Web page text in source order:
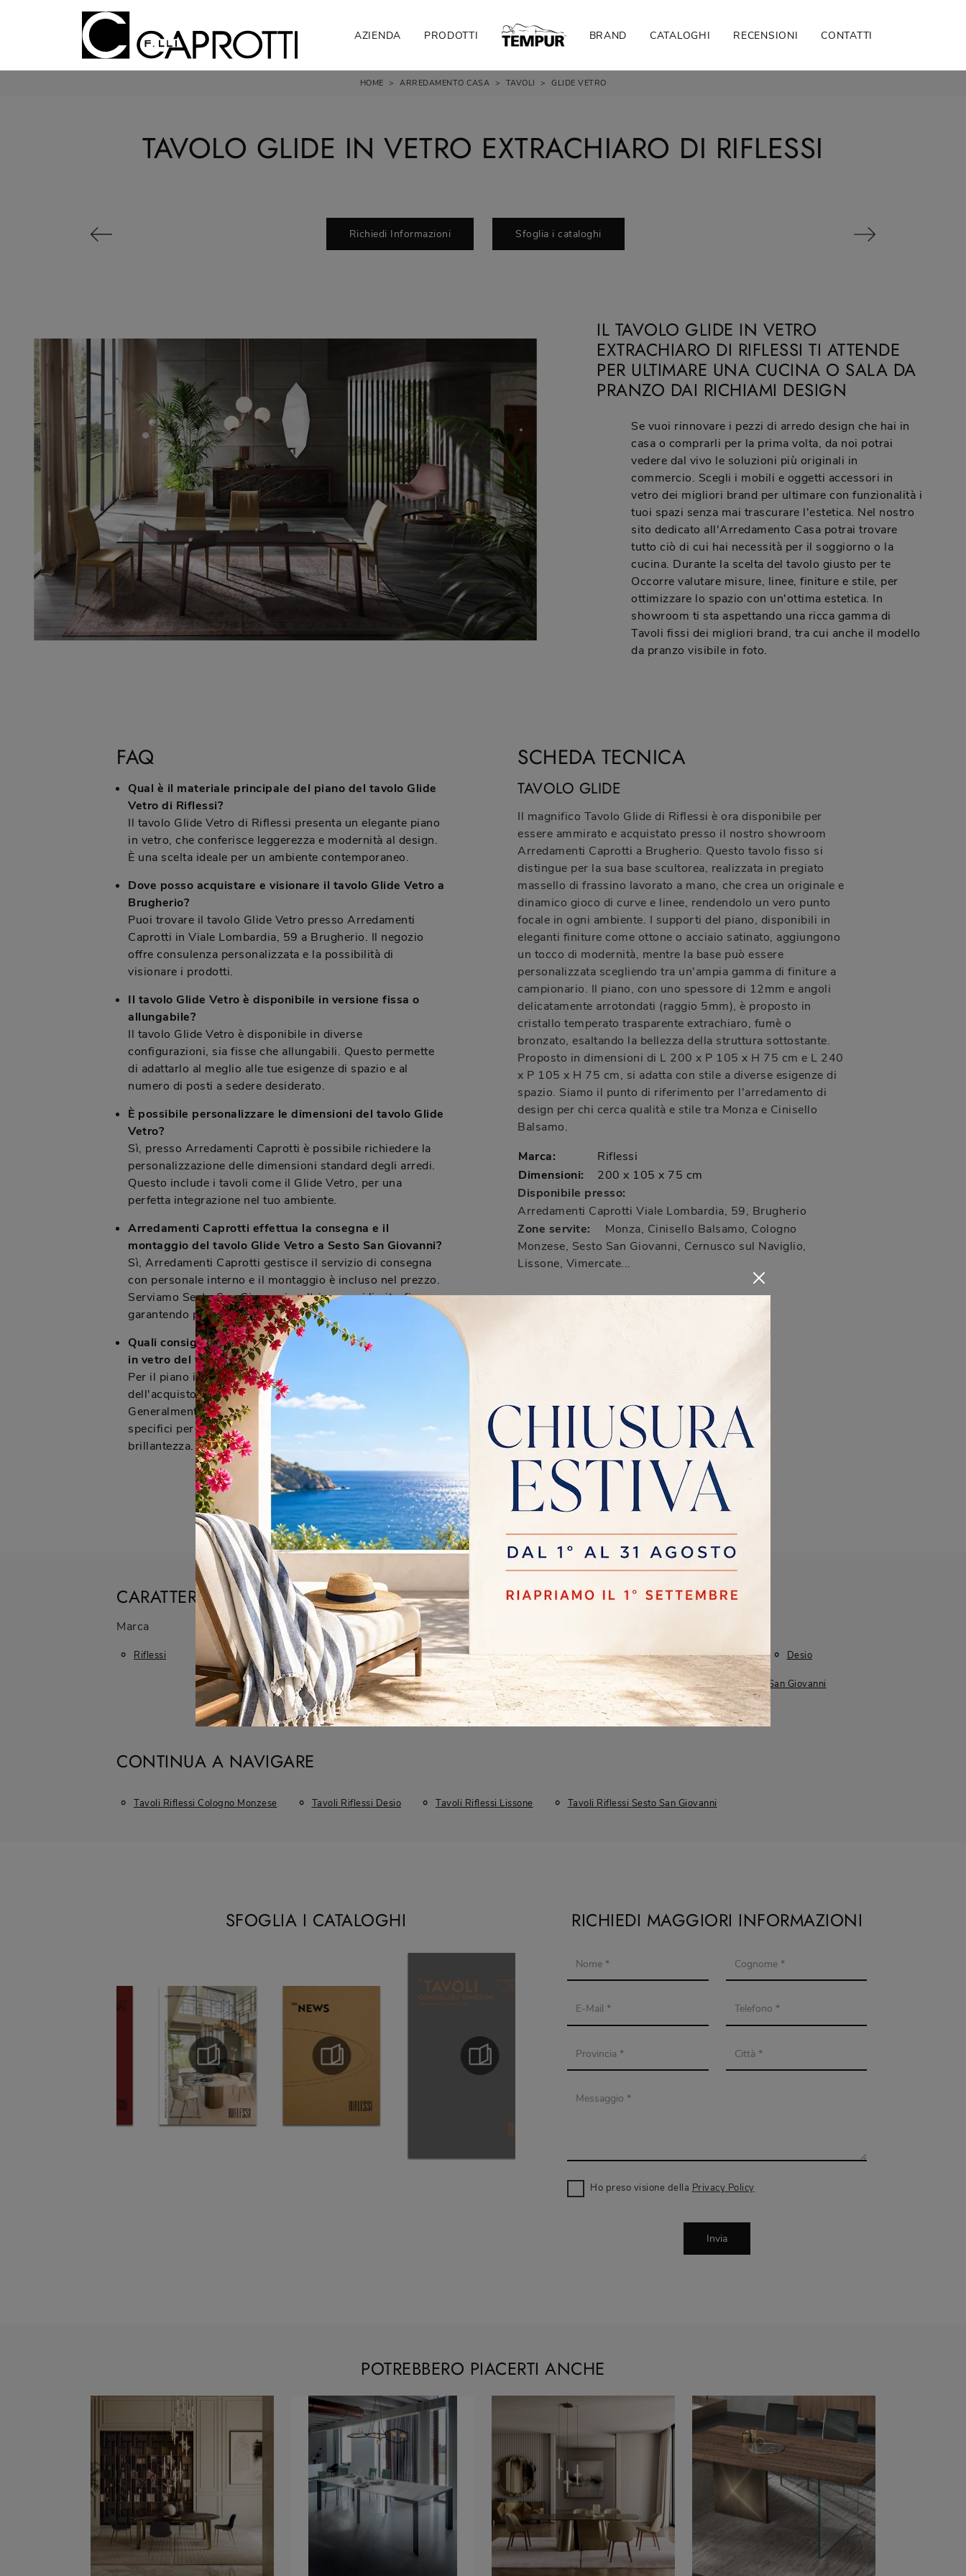
AZIENDA PRODOTTI BRAND CATALOGHI RECENSIONI CONTATTI
HOME > ARREDAMENTO CASA > TAVOLI > GLIDE VETRO
TAVOLO GLIDE IN VETRO EXTRACHIARO DI RIFLESSI
Richiedi Informazioni Sfoglia i cataloghi
IL TAVOLO GLIDE IN VETRO
EXTRACHIARO DI RIFLESSI TI ATTENDE
PER ULTIMARE UNA CUCINA O SALA DA
PRANZO DAI RICHIAMI DESIGN
Se vuoi rinnovare i pezzi di arredo design che hai in
casa o comprarli per la prima volta, da noi potrai
vedere dal vivo le soluzioni più originali in
commercio. Scegli i mobili e oggetti accessori in
vetro dei migliori brand per ultimare con funzionalità i
tuoi spazi senza mai trascurare l'estetica. Nel nostro
sito dedicato all'Arredamento Casa potrai trovare
tutto ciò di cui hai necessità per il soggiorno o la
cucina. Durante la scelta del tavolo giusto per te
Occorre valutare misure, linee, finiture e stile, per
ottimizzare lo spazio con un'ottima estetica. In
showroom ti sta aspettando una ricca gamma di
Tavoli fissi dei migliori brand, tra cui anche il modello
da pranzo visibile in foto.
FAQ
Qual è il materiale principale del piano del tavolo Glide
Vetro di Riflessi?
Il tavolo Glide Vetro di Riflessi presenta un elegante piano
in vetro, che conferisce leggerezza e modernità al design.
È una scelta ideale per un ambiente contemporaneo.
Dove posso acquistare e visionare il tavolo Glide Vetro a
Brugherio?
Puoi trovare il tavolo Glide Vetro presso Arredamenti
Caprotti in Viale Lombardia, 59 a Brugherio. Il negozio
offre consulenza personalizzata e la possibilità di
visionare i prodotti.
Il tavolo Glide Vetro è disponibile in versione fissa o
allungabile?
Il tavolo Glide Vetro è disponibile in diverse
configurazioni, sia fisse che allungabili. Questo permette
di adattarlo al meglio alle tue esigenze di spazio e al
numero di posti a sedere desiderato.
È possibile personalizzare le dimensioni del tavolo Glide
Vetro?
Sì, presso Arredamenti Caprotti è possibile richiedere la
personalizzazione delle dimensioni standard degli arredi.
Questo include i tavoli come il Glide Vetro, per una
perfetta integrazione nel tuo ambiente.
Arredamenti Caprotti effettua la consegna e il
montaggio del tavolo Glide Vetro a Sesto San Giovanni?
Sì, Arredamenti Caprotti gestisce il servizio di consegna
con personale interno e il montaggio è incluso nel prezzo.
Serviamo Sesto San Giovanni e altri comuni limitrofi,
garantendo professionalità.
Quali consigli di manutenzione sono previsti per il piano
in vetro del tavolo Glide Vetro?
Per il piano in vetro del tavolo Glide Vetro, al momento
dell'acquisto riceverai un manuale di manutenzione e cura.
Generalmente, si consiglia una pulizia con prodotti
specifici per vetro e un panno morbido per mantenerne la
brillantezza.
SCHEDA TECNICA
TAVOLO GLIDE
Il magnifico Tavolo Glide di Riflessi è ora disponibile per
essere ammirato e acquistato presso il nostro showroom
Arredamenti Caprotti a Brugherio. Questo tavolo fisso si
distingue per la sua base scultorea, realizzata in pregiato
massello di frassino lavorato a mano, che crea un originale e
dinamico gioco di curve e linee, rendendolo un vero punto
focale in ogni ambiente. I supporti del piano, disponibili in
eleganti finiture come ottone o acciaio satinato, aggiungono
un tocco di modernità, mentre la base può essere
personalizzata scegliendo tra un'ampia gamma di finiture a
campionario. Il piano, con uno spessore di 12mm e angoli
delicatamente arrotondati (raggio 5mm), è proposto in
cristallo temperato trasparente extrachiaro, fumè o
bronzato, esaltando la bellezza della struttura sottostante.
Proposto in dimensioni di L 200 x P 105 x H 75 cm e L 240
x P 105 x H 75 cm, si adatta con stile a diverse esigenze di
spazio. Siamo il punto di riferimento per l'arredamento di
design per chi cerca qualità e stile tra Monza e Cinisello
Balsamo.
Marca:
Riflessi
Dimensioni:
200 x 105 x 75 cm
Disponibile presso:
Arredamenti Caprotti Viale Lombardia, 59, Brugherio
Zone servite:
Monza, Cinisello Balsamo, Cologno
Monzese, Sesto San Giovanni, Cernusco sul Naviglio,
Lissone, Vimercate...
CARATTERISTICHE
Marca
Riflessi
Ambiente
Da Pranzo
Materiale
In Vetro
Stile
Design Fissi Cologno Monzese Desio
Lissone Sesto San Giovanni
CONTINUA A NAVIGARE
Tavoli Riflessi Cologno Monzese Tavoli Riflessi Desio Tavoli Riflessi Lissone Tavoli Riflessi Sesto San Giovanni
SFOGLIA I CATALOGHI RICHIEDI MAGGIORI INFORMAZIONI
Ho preso visione della Privacy Policy
Invia
POTREBBERO PIACERTI ANCHE